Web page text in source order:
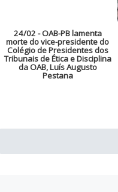
24/02 - OAB-PB lamenta
morte do vice-presidente do
Colégio de Presidentes dos
Tribunais de Ética e Disciplina
da OAB, Luís Augusto
Pestana